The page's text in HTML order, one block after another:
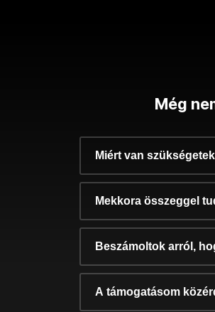
Még
Miért van
Mekkora összeggel
Beszámoltok arról,
A támogatásom